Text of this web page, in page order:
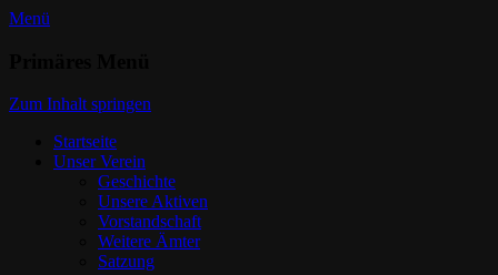
Menü
Zum Inhalt springen
Startseite
Unser Verein
Geschichte
Unsere Aktiven
Vorstandschaft
Weitere Ämter
Satzung